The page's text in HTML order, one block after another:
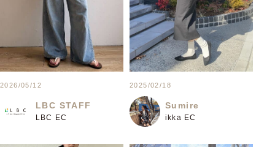
2026/05/12
LBC STAFF
LBC EC
2025/02/18
Sumire
ikka EC